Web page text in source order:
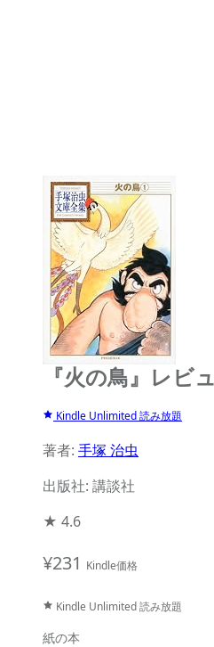
『火の鳥』レビ
Kindle Unlimited 読み放題
著者: 手塚 治虫
出版社: 講談社
★ 4.6
¥231 Kindle価格
Kindle Unlimited 読み放題
紙の本